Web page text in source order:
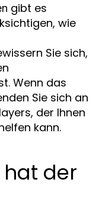
gibt es
wie
Sie sich,
Wenn das
Sie sich an
der Ihnen
kann.
der